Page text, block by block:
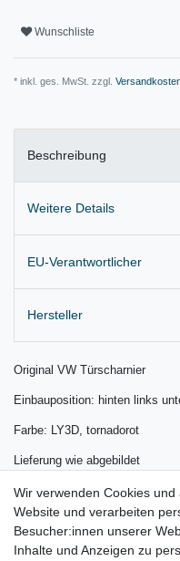
Wunschliste
* inkl. ges. MwSt. zzgl.
Beschreibung
Weitere Details
EU-Verantwortlicher
Hersteller
Original VW Türscharnier
Einbauposition: hinten links
Farbe: LY3D, tornadorot
Lieferung wie abgebildet
für:
VW Golf 5 / 6 Bj. 2003 - 2012
VW Golf 5 / 6 Variant Bj. 2007
Wir verwenden Cookies
Website und verarbeiten
Besucher:innen unserer
Inhalte und Anzeigen zu